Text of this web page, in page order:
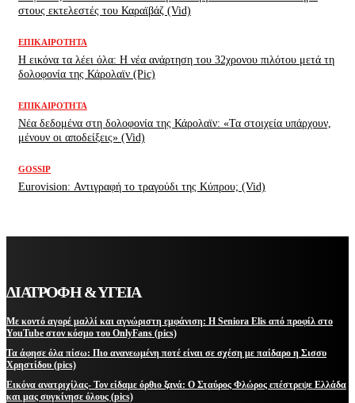
στους εκτελεστές του Καραϊβάζ (Vid)
ΕΠΙΚΑΙΡΌΤΗΤΑ
H εικόνα τα λέει όλα: H νέα ανάρτηση του 32χρονου πιλότου μετά τη
δολοφονία της Κάρολαϊν (Pic)
ΕΠΙΚΑΙΡΌΤΗΤΑ
Νέα δεδομένα στη δολοφονία της Κάρολαϊν: «Τα στοιχεία υπάρχουν,
μένουν οι αποδείξεις» (Vid)
GOSSIP
Eurovision: Αντιγραφή το τραγούδι της Κύπρου; (Vid)
ΔΙΑΤΡΟΦΗ & ΥΓΕΙΑ
Με κοντό αγορέ μαλλί και αγνώριστη εμφάνιση: Η Seniora Elis από προφίλ στο
YouTube στον κόσμο του OnlyFans (pics)
Τα άφησε όλα πίσω: Πιο ανανεωμένη ποτέ είναι σε σχέση με παίδαρο η Σισσυ
Χρηστίδου (pics)
Εικόνα ανατριχίλας- Τον είδαμε όρθιο ξανά: Ο Σταύρος Φλώρος επέστρεψε Ελλάδα
και μας συγκίνησε όλους (pics)